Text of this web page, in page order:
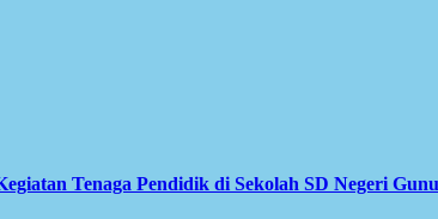
Tenaga Pendidik di Sekolah SD Negeri